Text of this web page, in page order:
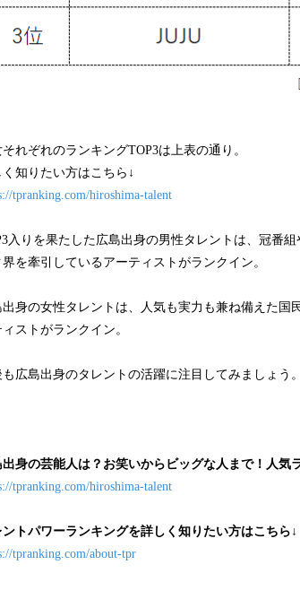
それぞれのランキングTOP3は上表の通り。
知りたい方はこちら↓
tpranking.com/hiroshima-talent
入りを果たした広島出身の男性タレントは、冠番
界を牽引しているアーティストがランクイン。
出身の女性タレントは、人気も実力も兼ね備えた
ストがランクイン。
広島出身のタレントの活躍に注目してみましょう。
出身の芸能人は？お笑いからビッグな人まで！人気
tpranking.com/hiroshima-talent
ントパワーランキングを詳しく知りたい方はこちら↓
tpranking.com/about-tpr